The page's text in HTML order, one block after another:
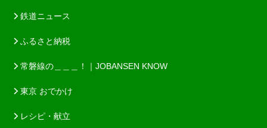
鉄道ニュース
ふるさと納税
常磐線の＿＿＿！｜JOBANSEN KNOW
東京 おでかけ
レシピ・献立